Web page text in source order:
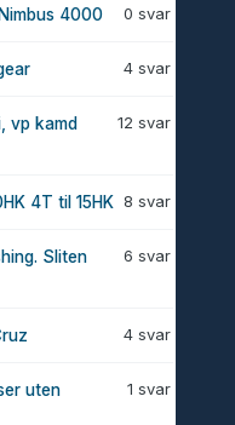
0 svar
4000
4 svar
12 svar
vp kamd
8 svar
4T til 15HK
6 svar
Sliten
4 svar
1 svar
uten